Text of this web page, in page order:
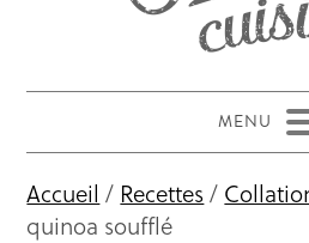
Accueil / Recettes/
quinoa soufflé